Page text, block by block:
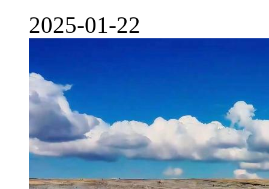
2025-01-22